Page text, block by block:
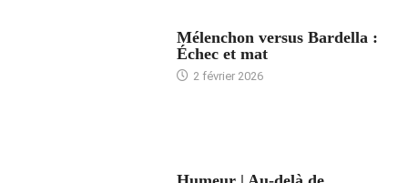
Mélenchon versus Bardella :
Échec et mat
2 février 2026